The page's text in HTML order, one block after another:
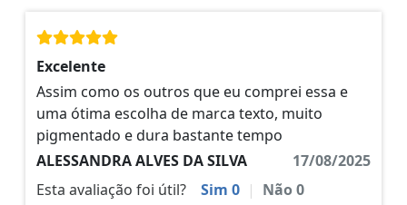
Excelente
Assim como os outros que eu comprei essa e
uma ótima escolha de marca texto, muito
pigmentado e dura bastante tempo
ALESSANDRA ALVES DA SILVA
17/08/2025
Esta avaliação foi útil?
Sim 0 | Não0